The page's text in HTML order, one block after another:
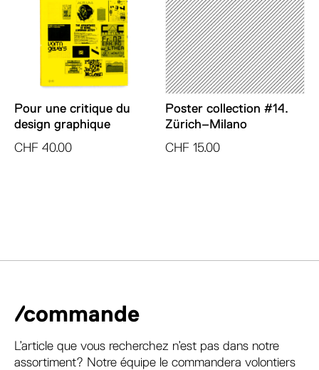
Pour une critique du
design graphique
CHF 40.00
Poster collection #14.
Zürich–Milano
CHF 15.00
/commande
L’article que vous recherchez n’est pas dans notre
assortiment? Notre équipe le commandera volontiers